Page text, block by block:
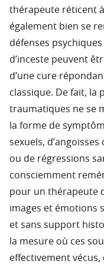
thérapeute réticent
également bien se
défenses
d’inceste peuvent
d’une cure
classique. De fait, la
traumatiques ne se
la forme de
sexuels,
ou de régressions
consciemment
pour un thérapeute
images et émotions
et sans support
la mesure où ces
effectivement